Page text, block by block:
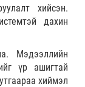
хийсэн.
дахин
Мэдээллийн
үр ашигтай
хиймэл